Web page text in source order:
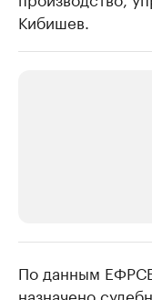
Кибишев.
Крупнейшие
По данным
назначено